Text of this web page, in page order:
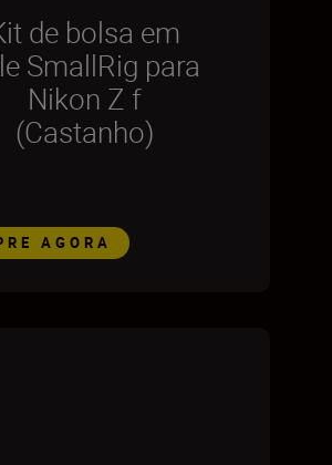
de bolsa em
SmallRig para
Nikon Z f
(Castanho)
AGORA